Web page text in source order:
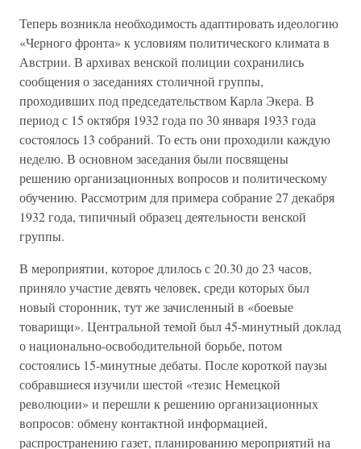
Теперь возникла необходимость адаптировать идеологию
«Черного фронта» к условиям политического климата в
Австрии. В архивах венской полиции сохранились
сообщения о заседаниях столичной группы,
проходивших под председательством Карла Экера. В
период с 15 октября 1932 года по 30 января 1933 года
состоялось 13 собраний. То есть они проходили каждую
неделю. В основном заседания были посвящены
решению организационных вопросов и политическому
обучению. Рассмотрим для примера собрание 27 декабря
1932 года, типичный образец деятельности венской
группы.
В мероприятии, которое длилось с 20.30 до 23 часов,
приняло участие девять человек, среди которых был
новый сторонник, тут же зачисленный в «боевые
товарищи». Центральной темой был 45-минутный доклад
о национально-освободительной борьбе, потом
состоялись 15-минутные дебаты. После короткой паузы
собравшиеся изучили шестой «тезис Немецкой
революции» и перешли к решению организационных
вопросов: обмену контактной информацией,
распространению газет, планированию мероприятий на